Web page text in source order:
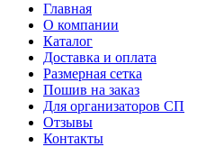
Главная
О компании
Каталог
Доставка и оплата
Размерная сетка
Пошив на заказ
Для организаторов СП
Отзывы
Контакты